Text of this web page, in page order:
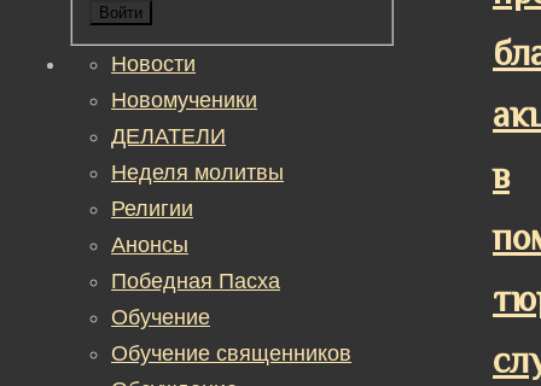
в
Войти
Новости
Новомученики
ДЕЛАТЕЛИ
Неделя молитвы
Религии
Анонсы
Победная Пасха
Обучение
Обучение священников